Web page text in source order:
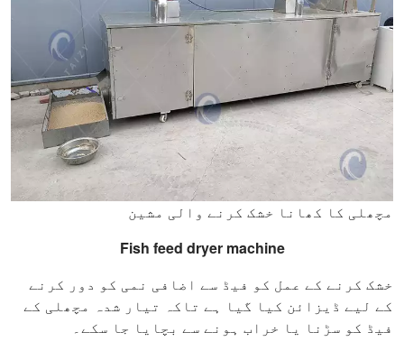
مچھلی کا کھانا خشک کرنے والی مشین
Fish feed dryer machine
خشک کرنے کے عمل کو فیڈ سے اضافی نمی کو دور کرنے
کے لیے ڈیزائن کیا گیا ہے تاکہ تیار شدہ مچھلی کے
فیڈ کو سڑنا یا خراب ہونے سے بچایا جا سکے۔